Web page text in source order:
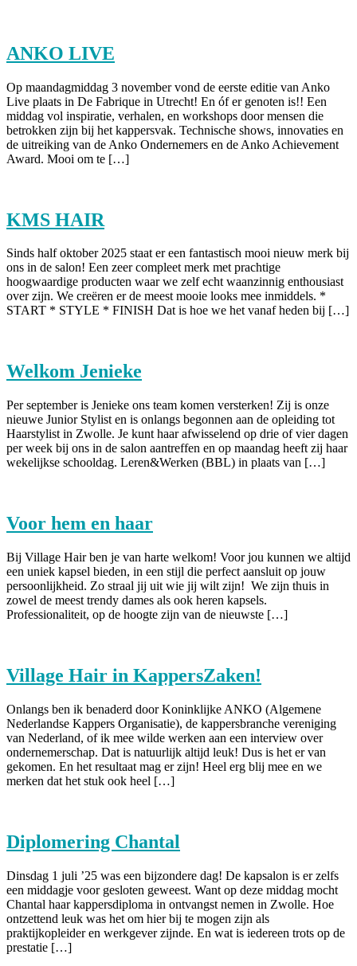
ANKO LIVE
Op maandagmiddag 3 november vond de eerste editie van Anko
Live plaats in De Fabrique in Utrecht! En óf er genoten is!! Een
middag vol inspiratie, verhalen, en workshops door mensen die
betrokken zijn bij het kappersvak. Technische shows, innovaties en
de uitreiking van de Anko Ondernemers en de Anko Achievement
Award. Mooi om te […]
KMS HAIR
Sinds half oktober 2025 staat er een fantastisch mooi nieuw merk bij
ons in de salon! Een zeer compleet merk met prachtige
hoogwaardige producten waar we zelf echt waanzinnig enthousiast
over zijn. We creëren er de meest mooie looks mee inmiddels. *
START * STYLE * FINISH Dat is hoe we het vanaf heden bij […]
Welkom Jenieke
Per september is Jenieke ons team komen versterken! Zij is onze
nieuwe Junior Stylist en is onlangs begonnen aan de opleiding tot
Haarstylist in Zwolle. Je kunt haar afwisselend op drie of vier dagen
per week bij ons in de salon aantreffen en op maandag heeft zij haar
wekelijkse schooldag. Leren&Werken (BBL) in plaats van […]
Voor hem en haar
Bij Village Hair ben je van harte welkom! Voor jou kunnen we altijd
een uniek kapsel bieden, in een stijl die perfect aansluit op jouw
persoonlijkheid. Zo straal jij uit wie jij wilt zijn! We zijn thuis in
zowel de meest trendy dames als ook heren kapsels.
Professionaliteit, op de hoogte zijn van de nieuwste […]
Village Hair in KappersZaken!
Onlangs ben ik benaderd door Koninklijke ANKO (Algemene
Nederlandse Kappers Organisatie), de kappersbranche vereniging
van Nederland, of ik mee wilde werken aan een interview over
ondernemerschap. Dat is natuurlijk altijd leuk! Dus is het er van
gekomen. En het resultaat mag er zijn! Heel erg blij mee en we
merken dat het stuk ook heel […]
Diplomering Chantal
Dinsdag 1 juli ’25 was een bijzondere dag! De kapsalon is er zelfs
een middagje voor gesloten geweest. Want op deze middag mocht
Chantal haar kappersdiploma in ontvangst nemen in Zwolle. Hoe
ontzettend leuk was het om hier bij te mogen zijn als
praktijkopleider en werkgever zijnde. En wat is iedereen trots op de
prestatie […]